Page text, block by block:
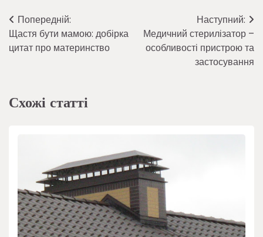
Навігація
записів
Попередній:
Щастя бути мамою: добірка
цитат про материнство
Наступний:
Медичний стерилізатор –
особливості пристрою та
застосування
Схожі статті